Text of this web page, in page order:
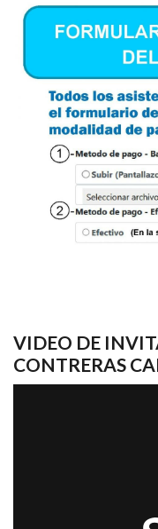
VIDEO DE
CONTRERAS